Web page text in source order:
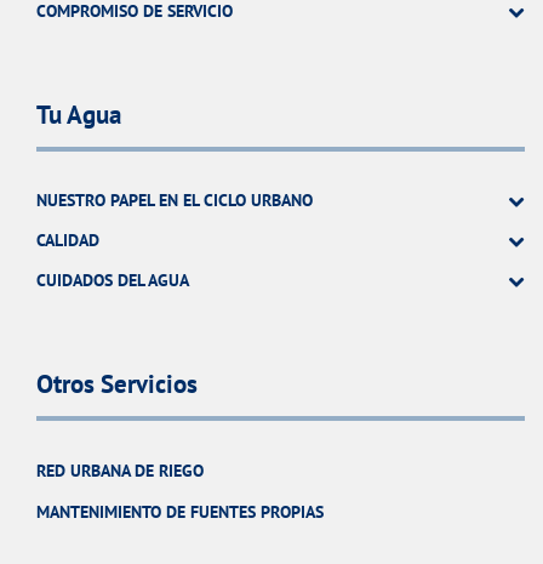
COMPROMISO DE SERVICIO
Tu Agua
NUESTRO PAPEL EN EL CICLO URBANO
CALIDAD
CUIDADOS DEL AGUA
Otros Servicios
RED URBANA DE RIEGO
MANTENIMIENTO DE FUENTES PROPIAS